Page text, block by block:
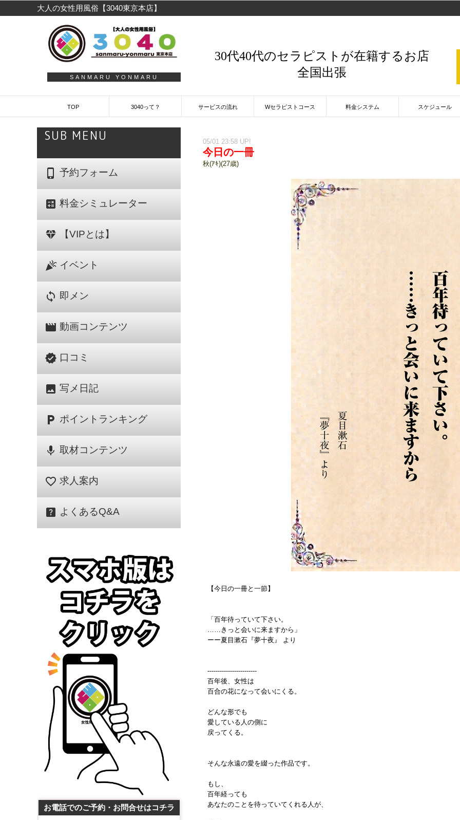
大人の女性用風俗【3040東京本店】
SANMARU YONMARU
30代40代のセラピストが在籍するお店
全国出張
TOP 3040って？ サービスの流れ Wセラピストコース 料金システム スケジュール
SUB MENU
phone_iphone 予約フォーム
calculate 料金シミュレーター
diamond 【VIPとは】
celebration イベント
sync 即メン
movie 動画コンテンツ
verified 口コミ
image 写メ日記
local_parking ポイントランキング
mic 取材コンテンツ
favorite_border 求人案内
help_center よくあるQ&A
お電話でのご予約・お問合せはコチラ
05/01 23:58 UP!
今日の一冊
秋(ｱｷ)(27歳)
【今日の一冊と一節】
「百年待っていて下さい。
……きっと会いに来ますから」
ーー夏目漱石『夢十夜』 より
------------------------
百年後、女性は
百合の花になって会いにくる。
どんな形でも
愛している人の側に
戻ってくる。
そんな永遠の愛を綴った作品です。
もし、
百年経っても
あなたのことを待っていてくれる人が、